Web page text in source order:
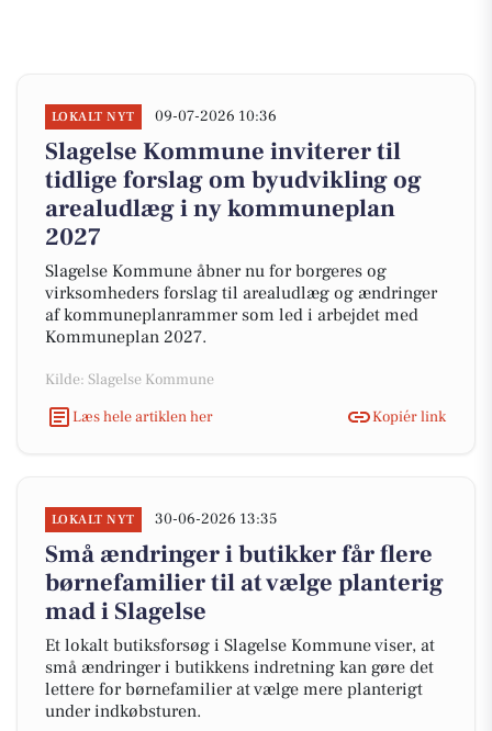
LOKALT NYT 09-07-2026 10:36
Slagelse Kommune inviterer til
tidlige forslag om byudvikling og
arealudlæg i ny kommuneplan
2027
Slagelse Kommune åbner nu for borgeres og
virksomheders forslag til arealudlæg og ændringer
af kommuneplanrammer som led i arbejdet med
Kommuneplan 2027.
Kilde: Slagelse Kommune
Læs hele artiklen her
Kopiér link
LOKALT NYT 30-06-2026 13:35
Små ændringer i butikker får flere
børnefamilier til at vælge planterig
mad i Slagelse
Et lokalt butiksforsøg i Slagelse Kommune viser, at
små ændringer i butikkens indretning kan gøre det
lettere for børnefamilier at vælge mere planterigt
under indkøbsturen.